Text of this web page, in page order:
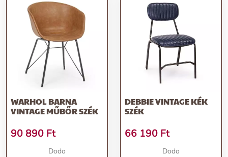
WARHOL BARNA
VINTAGE MŰBŐR SZÉK
90 890 Ft
Dodo
DEBBIE VINTAGE KÉK
SZÉK
66 190 Ft
Dodo